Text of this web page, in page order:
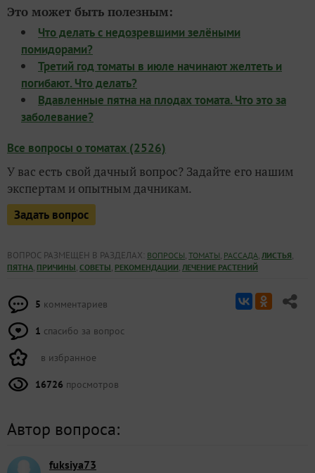
Это может быть полезным:
Что делать с недозревшими зелёными
помидорами?
Третий год томаты в июле начинают желтеть и
погибают. Что делать?
Вдавленные пятна на плодах томата. Что это за
заболевание?
Все вопросы о томатах (2526)
У вас есть свой дачный вопрос? Задайте его нашим
экспертам и опытным дачникам.
Задать вопрос
ВОПРОС РАЗМЕЩЕН В РАЗДЕЛАХ: ВОПРОСЫ, ТОМАТЫ, РАССАДА, ЛИСТЬЯ,
ПЯТНА, ПРИЧИНЫ, СОВЕТЫ, РЕКОМЕНДАЦИИ, ЛЕЧЕНИЕ РАСТЕНИЙ
5 комментариев
1 спасибо за вопрос
в избранное
16726 просмотров
Автор вопроса:
fuksiya73